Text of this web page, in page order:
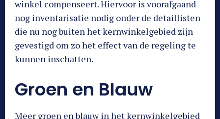
winkel compenseert. Hiervoor is voorafgaand
nog inventarisatie nodig onder de detaillisten
die nu nog buiten het kernwinkelgebied zijn
gevestigd om zo het effect van de regeling te
kunnen inschatten.
Groen en Blauw
Meer groen en blauw in het kernwinkelgebied